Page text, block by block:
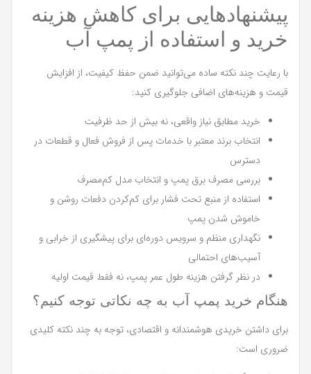
پیشنهادهایی برای کاهش هزینه
خرید و استفاده از پمپ آب
با رعایت چند نکته ساده می‌توانید ضمن حفظ کیفیت، از افزایش
قیمت و هزینه‌های اضافی جلوگیری کنید:
خرید مطابق نیاز واقعی، نه بیش از حد ظرفیت
انتخاب برند معتبر با خدمات پس از فروش فعال و قطعات در
دسترس
بررسی مصرف برق پمپ و انتخاب مدل کم‌مصرف
استفاده از منبع تحت فشار برای کم‌کردن دفعات روشن و
خاموش شدن پمپ
نگهداری منظم و سرویس دوره‌ای برای پیشگیری از خرابی و
آسیب‌های احتمالی
در نظر گرفتن هزینه طول عمر پمپ، نه فقط قیمت اولیه
هنگام خرید پمپ آب به چه نکاتی توجه کنیم؟
برای داشتن خریدی هوشمندانه و اقتصادی، توجه به چند نکته کلیدی
ضروری است: